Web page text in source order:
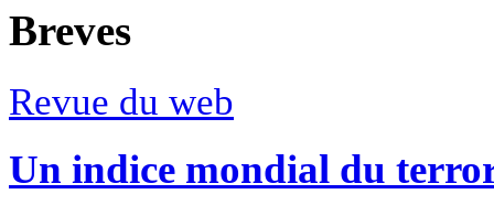
Breves
Revue du web
Un indice mondial du